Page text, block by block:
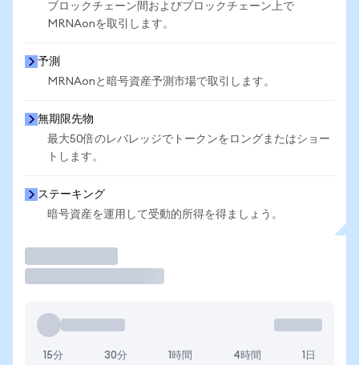
ブロックチェーン間およびブロックチェーン上で
MRNAonを取引します。
予測
MRNAonと暗号資産予測市場で取引します。
無期限先物
最大50倍のレバレッジでトークンをロングまたはショー
トします。
ステーキング
暗号資産を運用して受動的所得を得ましょう。
15分 30分 1時間 4時間 1日